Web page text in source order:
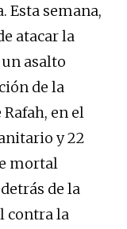
Esta semana,
atacar la
asalto
de la
en el
y 22
mortal
de la
contra la